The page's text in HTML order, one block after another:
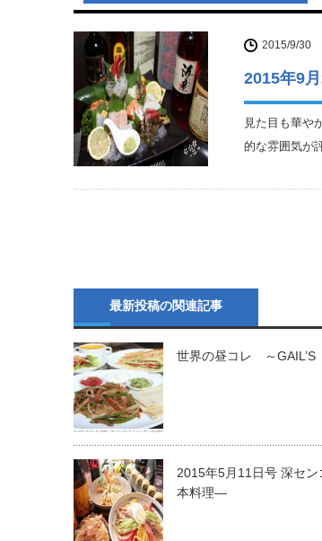
2015/9/30
2015年9
見た目も華や
的な雰囲気が
最新投稿の関連記事
世界の昼コレ ～GAIL’S
2015年5月11日号 深セ
本料理―